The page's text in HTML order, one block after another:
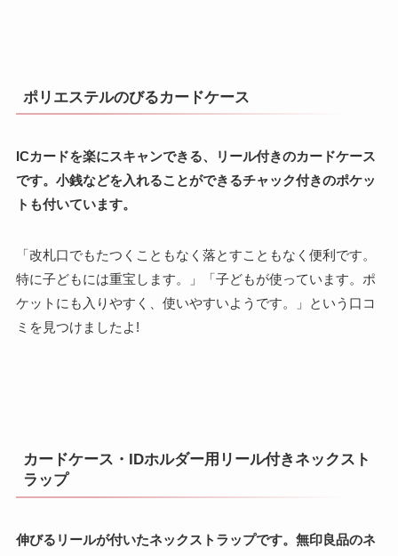
ポリエステルのびるカードケース
ICカードを楽にスキャンできる、リール付きのカードケース
です。小銭などを入れることができるチャック付きのポケッ
トも付いています。
「改札口でもたつくこともなく落とすこともなく便利です。
特に子どもには重宝します。」「子どもが使っています。ポ
ケットにも入りやすく、使いやすいようです。」という口コ
ミを見つけましたよ!
カードケース・IDホルダー用リール付きネックスト
ラップ
伸びるリールが付いたネックストラップです。無印良品のネ